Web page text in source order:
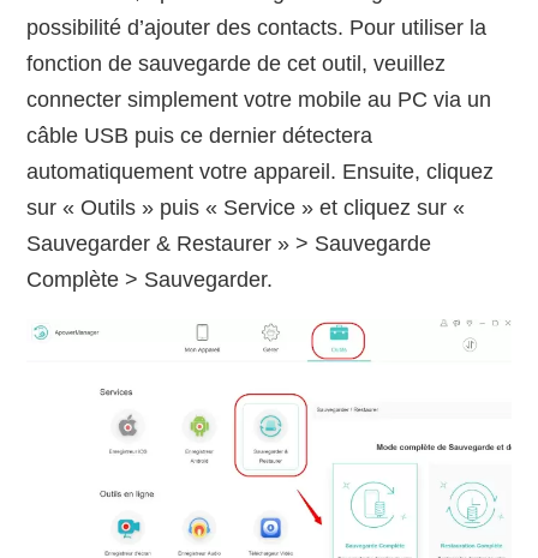
possibilité d’ajouter des contacts. Pour utiliser la
fonction de sauvegarde de cet outil, veuillez
connecter simplement votre mobile au PC via un
câble USB puis ce dernier détectera
automatiquement votre appareil. Ensuite, cliquez
sur « Outils » puis « Service » et cliquez sur «
Sauvegarder & Restaurer » > Sauvegarde
Complète > Sauvegarder.